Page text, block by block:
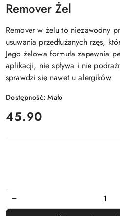
Remover Żel
Remover w żelu to niezawodny
usuwania przedłużanych rzęs,
Jego żelowa formuła zapewnia
aplikacji, nie spływa i nie
sprawdzi się nawet u alergików.
Dostępność:Mało
cena:
45.90